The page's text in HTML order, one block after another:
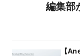
アネリディギンザ
編集
【